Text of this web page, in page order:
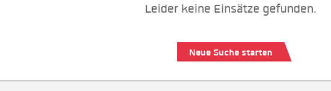
Leider keine Einsätze gefunden.
Neue Suche starten